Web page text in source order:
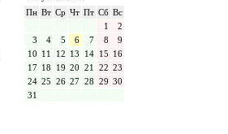
Пн Вт Ср Чт Пт Сб Вс
1
2
3
4 5 6 7 8
9
10 11 12 13 14 15 16
17 18 19 20 21 22 23
24 25 26 27 28 29 30
31